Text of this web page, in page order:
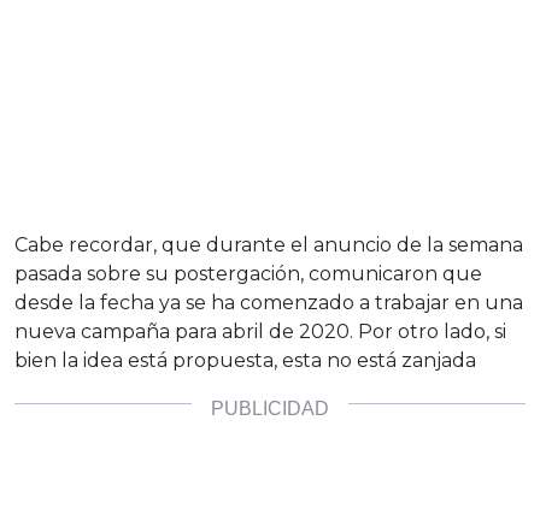
Cabe recordar, que durante el anuncio de la semana
pasada sobre su postergación, comunicaron que
desde la fecha ya se ha comenzado a trabajar en una
nueva campaña para abril de 2020. Por otro lado, si
bien la idea está propuesta, esta no está zanjada